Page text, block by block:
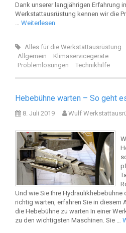
Dank unserer langjährigen Erfahrung
Werkstattausrüstung kennen wir die
… Weiterlesen
Alles für die Werkstattausrüstung
Allgemein
Klimaservicegeräte
Problemlösungen
Technikhilfe
Hebebühne warten – So geht
8. Juli 2019 Wulf
Und wie Sie Ihre
richtig warten, erfahren Sie in diesem
die Hebebühne zu warten In einer
zu den wichtigsten Maschinen. Sie …